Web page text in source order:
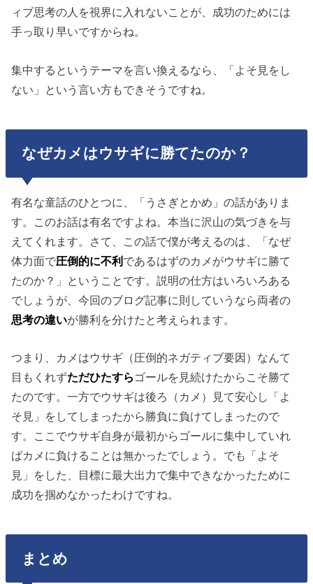
ィブ思考の人を視界に入れないことが、成功のためには
手っ取り早いですからね。
集中するというテーマを言い換えるなら、「よそ見をし
ない」という言い方もできそうですね。
なぜカメはウサギに勝てたのか？
有名な童話のひとつに、「うさぎとかめ」の話がありま
す。このお話は有名ですよね。本当に沢山の気づきを与
えてくれます。さて、この話で僕が考えるのは、「なぜ
体力面で圧倒的に不利 であるはずのカメがウサギに勝て
たのか？」ということです。説明の仕方はいろいろある
でしょうが、今回のブログ記事に則していうなら両者の
思考の違いが勝利を分けたと考えられます。
つまり、カメはウサギ（圧倒的ネガティブ要因）なんて
目もくれずただひたすら ゴールを見続けたからこそ勝て
たのです。一方でウサギは後ろ（カメ）見て安心し「よ
そ見」をしてしまったから勝負に負けてしまったので
す。ここでウサギ自身が最初からゴールに集中していれ
ばカメに負けることは無かったでしょう。でも「よそ
見」をした、目標に最大出力で集中できなかったために
成功を掴めなかったわけですね。
まとめ